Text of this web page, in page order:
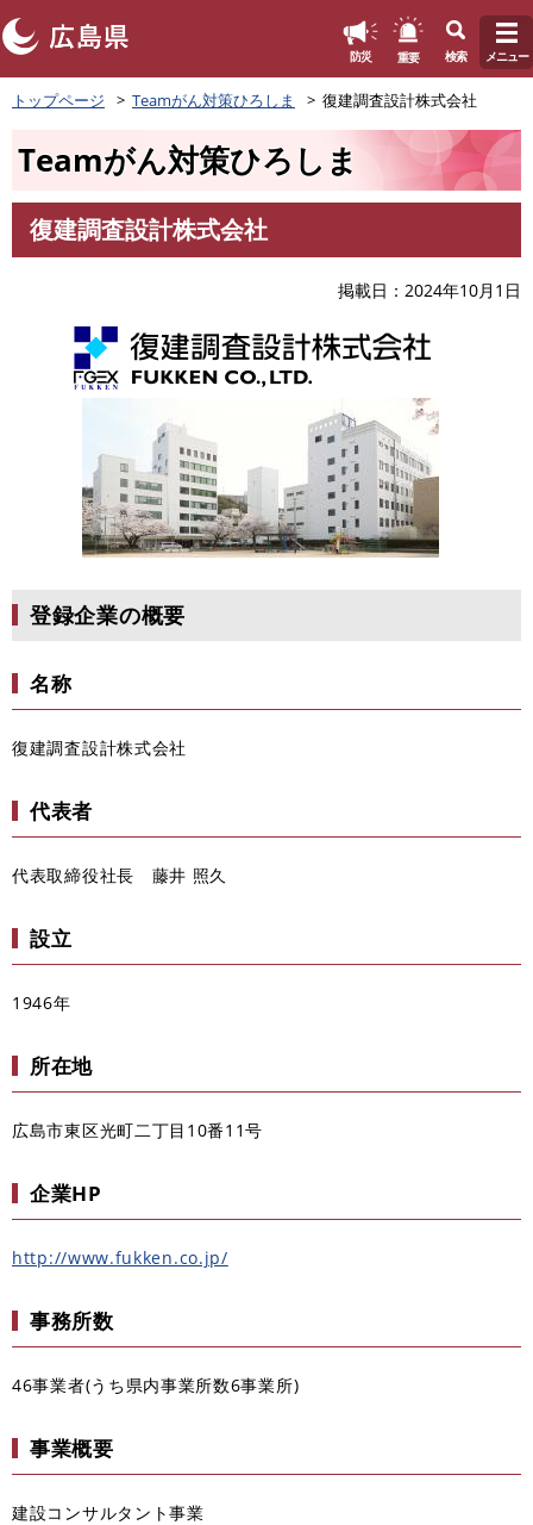
ペ
ー
頭
す
防災 重要 検索 メニュー
トップページ Teamがん対策ひろしま 復建調査設計株式会社
Teamがん対策ひろしま
文
復建調査設計株式会社
掲載日 2024年10月1日
登録企業の概要
名称
復建調査設計株式会社
代表者
代表取締役社長 藤井 照久
設立
1946年
所在地
広島市東区光町二丁目10番11号
企業HP
http://www.fukken.co.jp/
事務所数
46事業者(うち県内事業所数6事業所)
事業概要
建設コンサルタント事業